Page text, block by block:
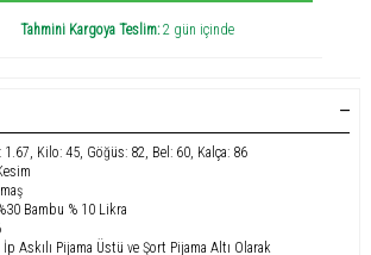
Tahmini Kargoya Teslim:2 gün içinde
Kilo: 45, Göğüs: 82, Bel: 60, Kalça: 86
Bambu % 10 Likra
Askılı Pijama Üstü ve Şort Pijama Altı Olarak